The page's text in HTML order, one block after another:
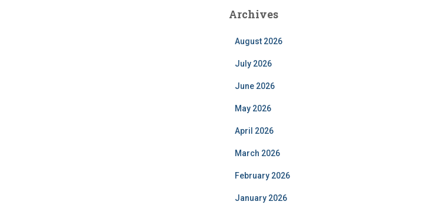
Archives
August 2026
July 2026
June 2026
May 2026
April 2026
March 2026
February 2026
January 2026